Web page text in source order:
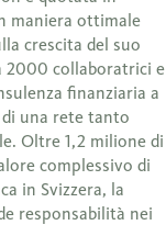
maniera ottimale
crescita del suo
2000 collaboratrici e
finanziaria a
una rete tanto
Oltre 1,2 milione di
complessivo di
in Svizzera, la
responsabilità nei